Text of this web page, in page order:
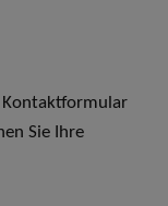
Kontaktformular
Sie Ihre